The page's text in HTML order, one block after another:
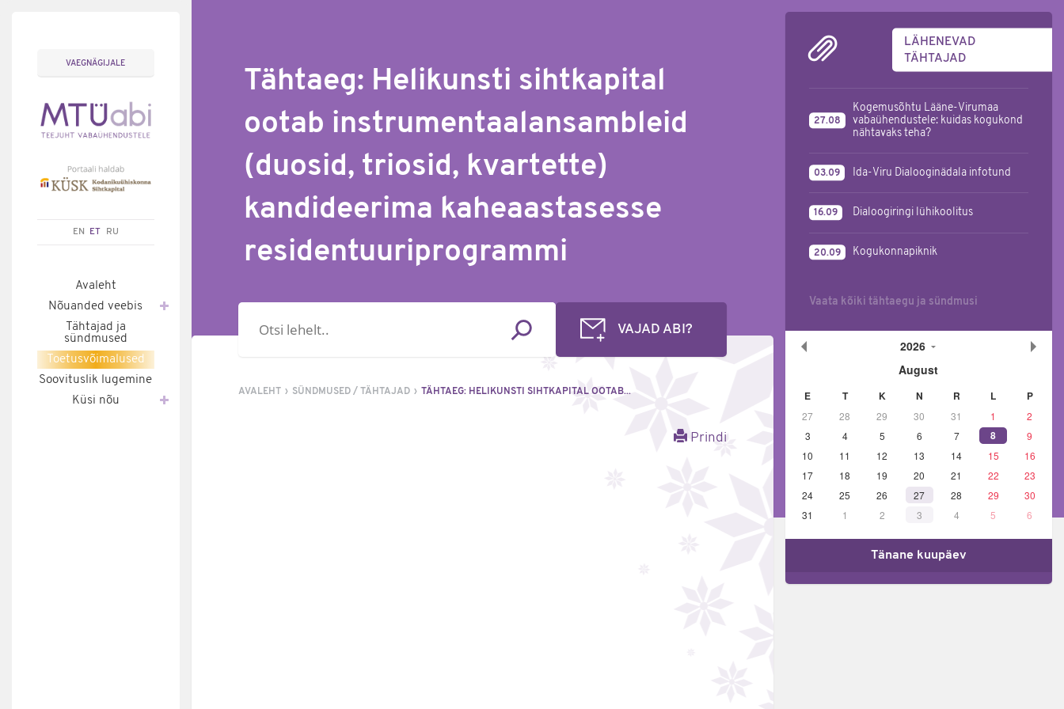
VAEGNÄGIJALE
EN ET RU
Avaleht
Nõuanded veebis
Tähtajad ja
sündmused
Toetusvõimalused
Soovituslik lugemine
Küsi nõu
Tähtaeg: Helikunsti sihtkapital
ootab instrumentaalansambleid
(duosid, triosid, kvartette)
kandideerima kaheaastasesse
residentuuriprogrammi
VAJAD ABI?
AVALEHT SÜNDMUSED / TÄHTAJAD TÄHTAEG: HELIKUNSTI SIHTKAPITAL OOTAB...
Prindi
LÄHENEVAD
TÄHTAJAD
27.08
Kogemusõhtu Lääne-Virumaa
vabaühendustele: kuidas kogukond
nähtavaks teha?
03.09 Ida-Viru Dialooginädala infotund
16.09 Dialoogiringi lühikoolitus
20.09 Kogukonnapiknik
Vaata kõiki tähtaegu ja sündmusi
2026
August
E T K N R L P
27 28 29 30 31 1
2
3
4 5 6 7 8
9
10
11 12 13 14 15
16
17
18 19 20 21 22
23
24
25 26 27 28 29
30
31
1 2 3 4 5 6
Tänane kuupäev